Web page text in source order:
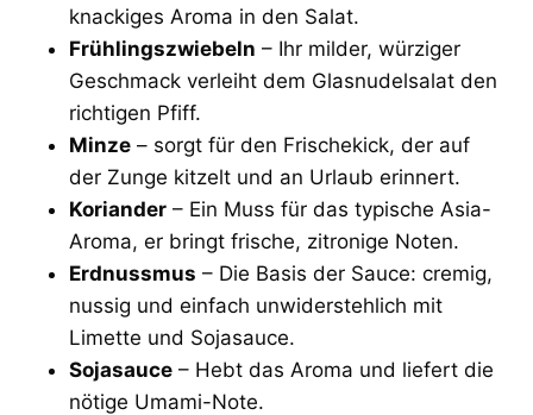
knackiges Aroma in den Salat.
Frühlingszwiebeln – Ihr milder, würziger
Geschmack verleiht dem Glasnudelsalat den
richtigen Pfiff.
Minze – sorgt für den Frischekick, der auf
der Zunge kitzelt und an Urlaub erinnert.
Koriander – Ein Muss für das typische Asia-
Aroma, er bringt frische, zitronige Noten.
Erdnussmus – Die Basis der Sauce: cremig,
nussig und einfach unwiderstehlich mit
Limette und Sojasauce.
Sojasauce – Hebt das Aroma und liefert die
nötige Umami-Note.